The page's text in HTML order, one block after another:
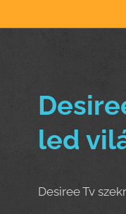
led
Desiree Tv